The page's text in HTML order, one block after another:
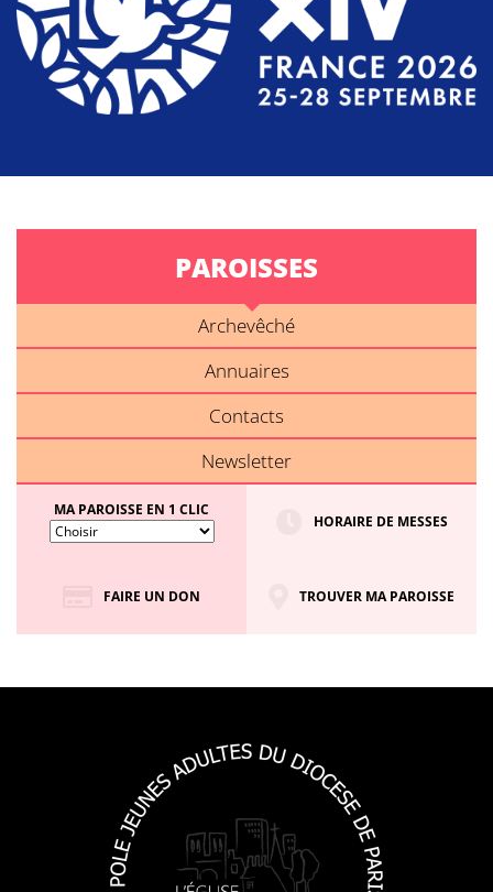
PAROISSES
Archevêché
Annuaires
Contacts
Newsletter
MA PAROISSE EN 1 CLIC
HORAIRE DE MESSES
FAIRE UN DON TROUVER MA PAROISSE